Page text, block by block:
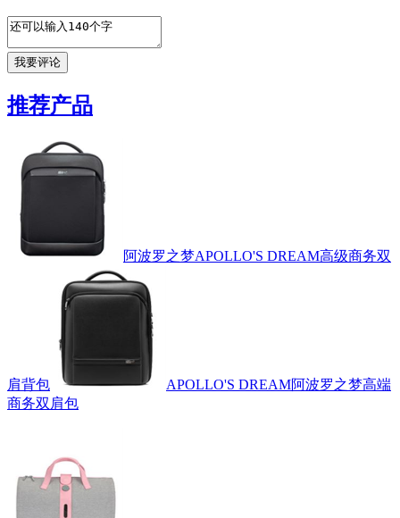
推荐产品
阿波罗之梦APOLLO'S DREAM高级商务双
肩背包
APOLLO'S DREAM阿波罗之梦高端
商务双肩包